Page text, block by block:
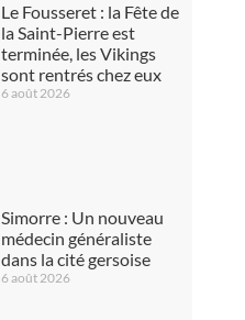
Le Fousseret : la Fête de
la Saint-Pierre est
terminée, les Vikings
sont rentrés chez eux
6 août 2026
Simorre : Un nouveau
médecin généraliste
dans la cité gersoise
6 août 2026